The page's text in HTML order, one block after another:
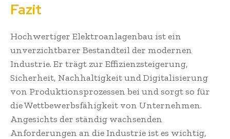
Fazit
Hochwertiger Elektroanlagenbau ist ein
unverzichtbarer Bestandteil der modernen
Industrie. Er trägt zur Effizienzsteigerung,
Sicherheit, Nachhaltigkeit und Digitalisierung
von Produktionsprozessen bei und sorgt so für
die Wettbewerbsfähigkeit von Unternehmen.
Angesichts der ständig wachsenden
Anforderungen an die Industrie ist es wichtig,